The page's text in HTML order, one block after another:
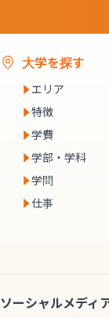
大学を探す
エリア
特徴
学費
学部・学科
学問
仕事
ソーシャルメディ